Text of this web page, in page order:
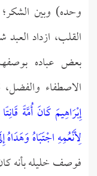
وحده) وبين الشكر؛
القلب، ازداد العبد
بعض عباده
الاصطفاء
إِبْرَاهِيمَ كَانَ أُمَّةً
لِأَنْعُمِهِ اجْتَبَاهُ
فوصف خليله بأنه